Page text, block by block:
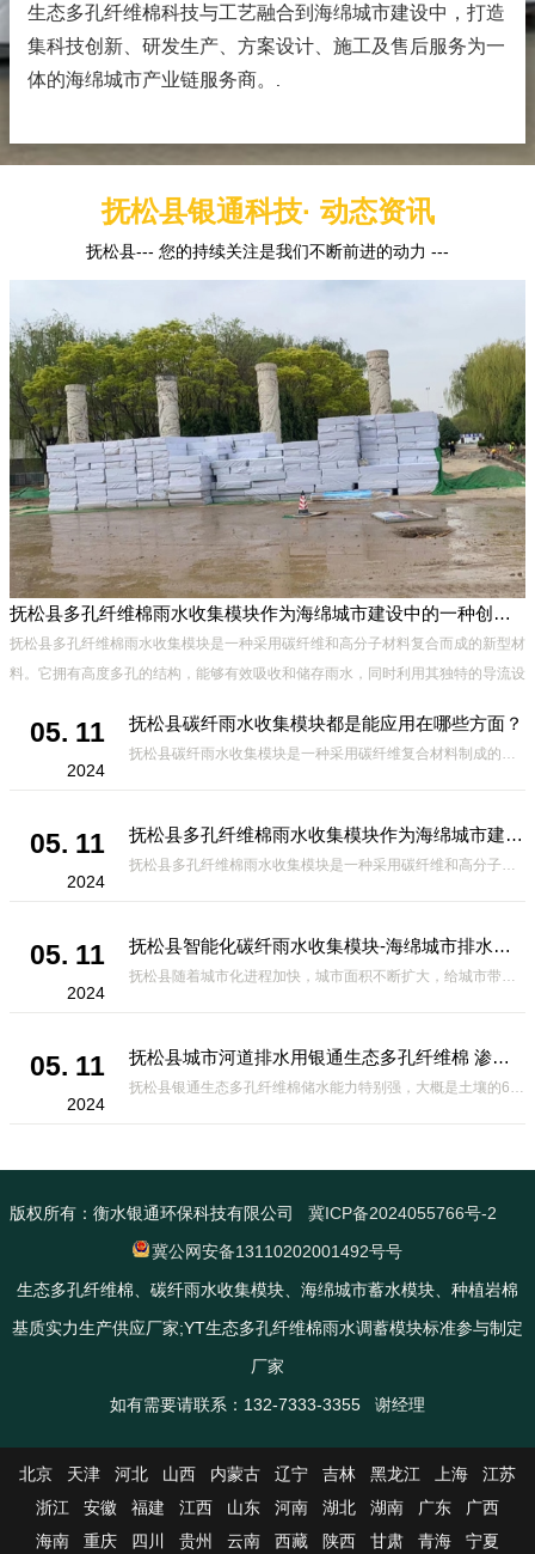
生态多孔纤维棉科技与工艺融合到海绵城市建设中，打造
集科技创新、研发生产、方案设计、施工及售后服务为一
体的海绵城市产业链服务商。
抚松县银通科技· 动态资讯
抚松县--- 您的持续关注是我们不断前进的动力 ---
抚松县多孔纤维棉雨水收集模块作为海绵城市建设中的一种创新材料
抚松县多孔纤维棉雨水收集模块是一种采用碳纤维和高分子材料复合而成的新型材
料。它拥有高度多孔的结构，能够有效吸收和储存雨水，同时利用其独特的导流设
05. 11
2024
抚松县碳纤雨水收集模块都是能应用在哪些方面？
抚松县碳纤雨水收集模块是一种采用碳纤维复合材料制成的雨水收集装置，具有*、环保、可持续等诸多优点。这种模块的设计独特，结构轻巧且强度高，耐腐蚀，能够在各种环境条件下稳定运行。其广泛的应用领域不仅体现在城市规
05. 11
2024
抚松县多孔纤维棉雨水收集模块作为海绵城市建设中的一种创新材料
抚松县多孔纤维棉雨水收集模块是一种采用碳纤维和高分子材料复合而成的新型材料。它拥有高度多孔的结构，能够有效吸收和储存雨水，同时利用其独特的导流设计，将雨水迅速排出，有效防止城市内涝的发生。此外，该材料还具有
05. 11
2024
抚松县智能化碳纤雨水收集模块-海绵城市排水蓄水系统的优选项
抚松县随着城市化进程加快，城市面积不断扩大，给城市带来的问题也随之增加。其中之一就是水资源的短缺。雨水收集是一种解决城市水资源短缺的有效途径。在雨水收集技术中，智能化碳纤雨水收集模块的出现，为解决城市水资源
05. 11
2024
抚松县城市河道排水用银通生态多孔纤维棉 渗透性好重量轻
抚松县银通生态多孔纤维棉储水能力特别强，大概是土壤的6倍，所以在下暴雨或者是严重的雨雪天气时，能将降水量很好的吸收掉，到了天气晴朗之后又会将这些水分蒸发到空气中。这种材料在绿化环保上能起到很大的作用，能够大
版权所有：衡水银通环保科技有限公司
冀ICP备2024055766号-2
冀公网安备13110202001492号号
生态多孔纤维棉、碳纤雨水收集模块、海绵城市蓄水模块、种植岩棉
基质实力生产供应厂家;YT生态多孔纤维棉雨水调蓄模块标准参与制定
厂家
如有需要请联系：132-7333-3355 谢经理
北京 天津 河北 山西 内蒙古 辽宁 吉林 黑龙江 上海
江苏
浙江
安徽 福建 江西 山东 河南 湖北 湖南 广东
广西
海南
重庆 四川 贵州 云南 西藏 陕西 甘肃 青海 宁夏